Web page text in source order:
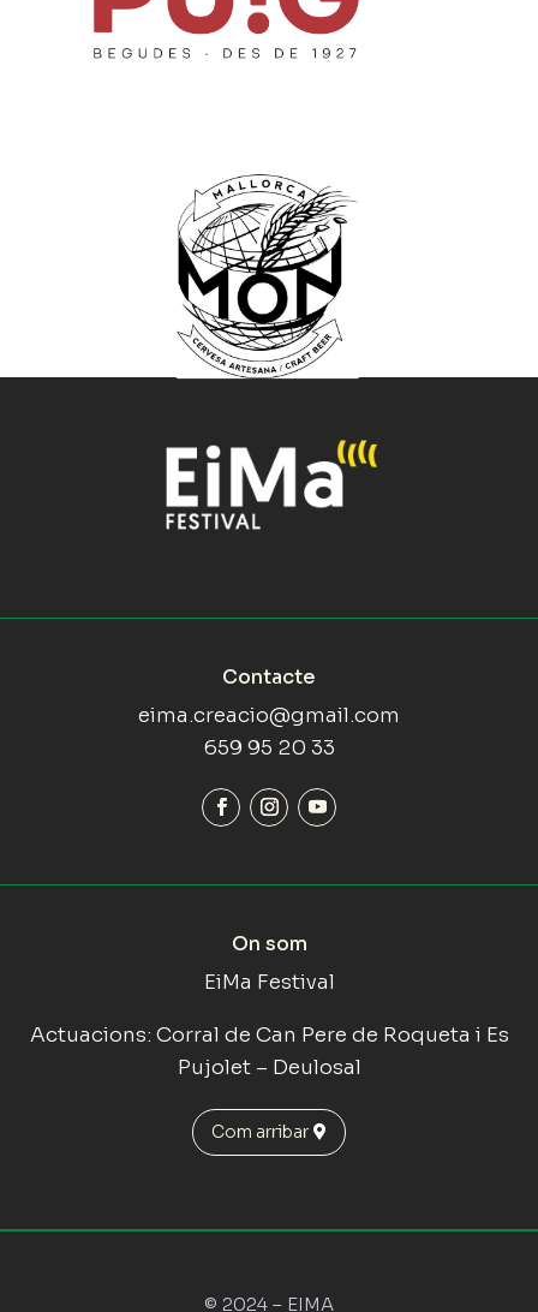
Contacte
eima.creacio@gmail.com
659 95 20 33
On som
EiMa Festival
Actuacions: Corral de Can Pere de Roqueta i Es
Pujolet – Deulosal
Com arribar
© 2024 – EIMA